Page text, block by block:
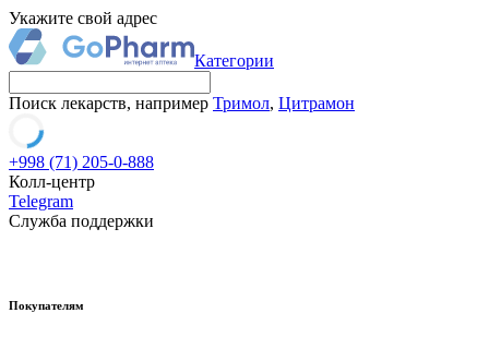
Укажите свой адрес
Категории
Поиск лекарств, например Тримол, Цитрамон
+998 (71) 205-0-888
Колл-центр
Telegram
Служба поддержки
Покупателям